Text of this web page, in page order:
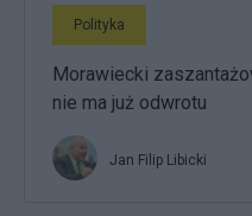
Polityka
Morawiecki
nie ma już odwrotu
Jan Filip Libicki